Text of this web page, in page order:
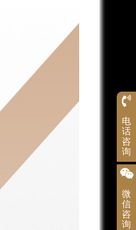
电
话
咨
询
务
热
线
微
信
咨
询
扫